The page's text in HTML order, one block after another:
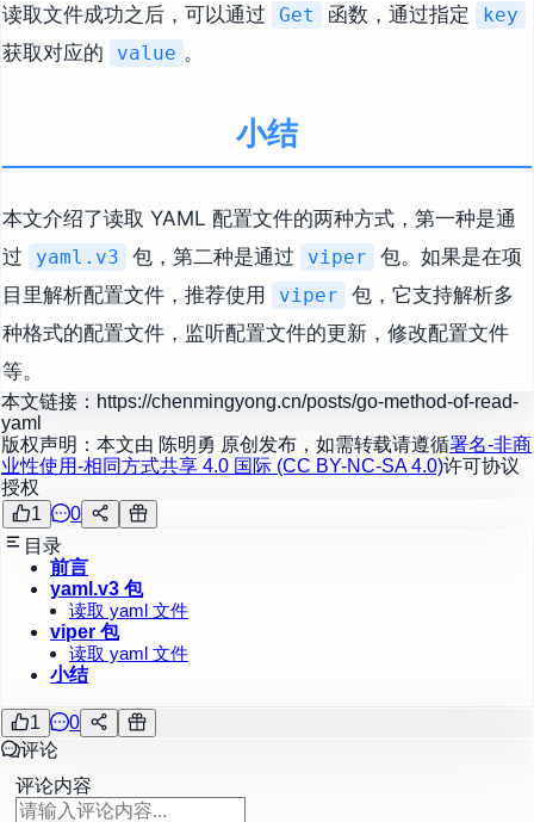
读取文件成功之后，可以通过 Get 函数，通过指定 key
获取对应的 value 。
小结
本文介绍了读取 YAML 配置文件的两种方式，第一种是通
过
yaml.v3 包，第二种是通过 viper
包。如果是在项
目里解析配置文件，推荐使用
viper
包，它支持解析多
种格式的配置文件，监听配置文件的更新，修改配置文件
等。
本文链接： https://chenmingyong.cn/posts/go-method-of-read-
yaml
版权声明：本文由 陈明勇 原创发布，如需转载请遵循署名-非商
业性使用-相同方式共享 4.0 国际 (CC BY-NC-SA 4.0)许可协议
授权
1
0
目录
前言
yaml.v3 包
读取 yaml 文件
viper 包
读取 yaml 文件
小结
1
0
评论
评论内容